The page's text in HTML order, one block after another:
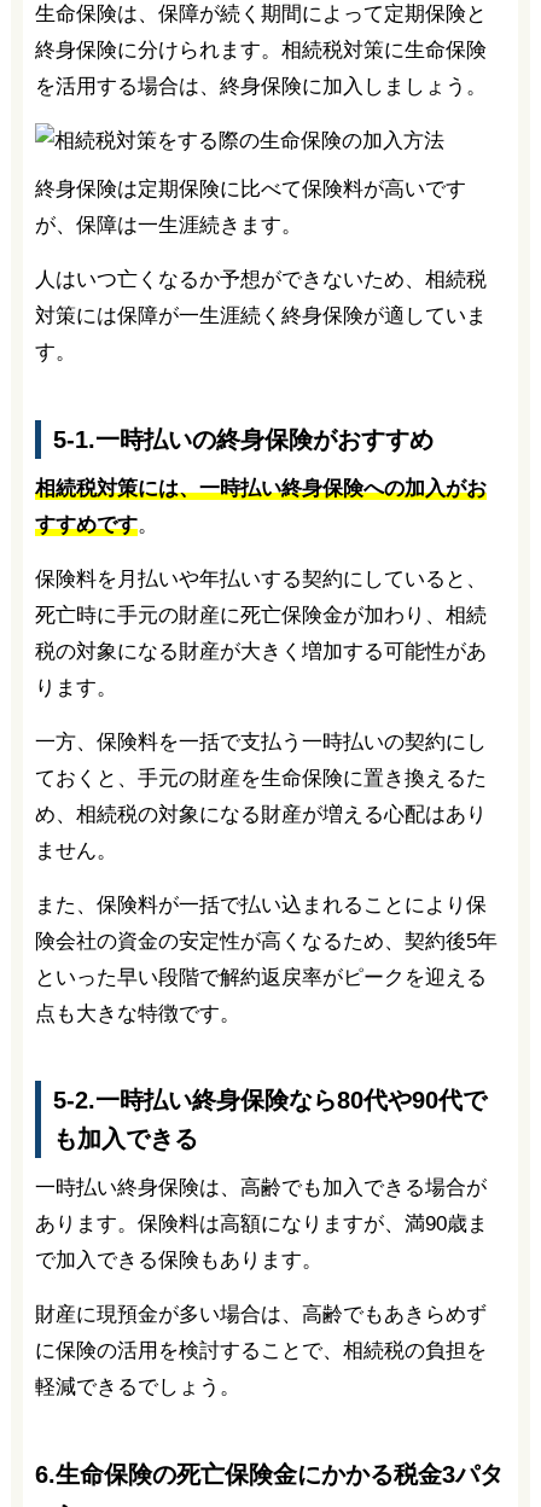
生命保険は、保障が続く期間によって定期保険と
終身保険に分けられます。相続税対策に生命保険
を活用する場合は、終身保険に加入しましょう。
終身保険は定期保険に比べて保険料が高いです
が、保障は一生涯続きます。
人はいつ亡くなるか予想ができないため、相続税
対策には保障が一生涯続く終身保険が適していま
す。
5-1.一時払いの終身保険がおすすめ
相続税対策には、一時払い終身保険への加入がお
すすめです。
保険料を月払いや年払いする契約にしていると、
死亡時に手元の財産に死亡保険金が加わり、相続
税の対象になる財産が大きく増加する可能性があ
ります。
一方、保険料を一括で支払う一時払いの契約にし
ておくと、手元の財産を生命保険に置き換えるた
め、相続税の対象になる財産が増える心配はあり
ません。
また、保険料が一括で払い込まれることにより保
険会社の資金の安定性が高くなるため、契約後5年
といった早い段階で解約返戻率がピークを迎える
点も大きな特徴です。
5-2.一時払い終身保険なら80代や90代で
も加入できる
一時払い終身保険は、高齢でも加入できる場合が
あります。保険料は高額になりますが、満90歳ま
で加入できる保険もあります。
財産に現預金が多い場合は、高齢でもあきらめず
に保険の活用を検討することで、相続税の負担を
軽減できるでしょう。
6.生命保険の死亡保険金にかかる税金3パタ